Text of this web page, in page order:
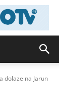
dolaze na Jarun